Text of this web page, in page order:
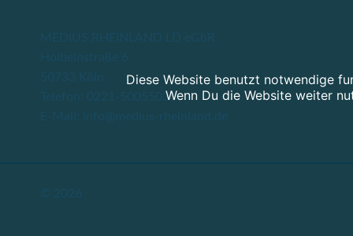
Telefon: 0221-50055031
Diese Website benutzt notwendige
Wenn Du die Website weiter